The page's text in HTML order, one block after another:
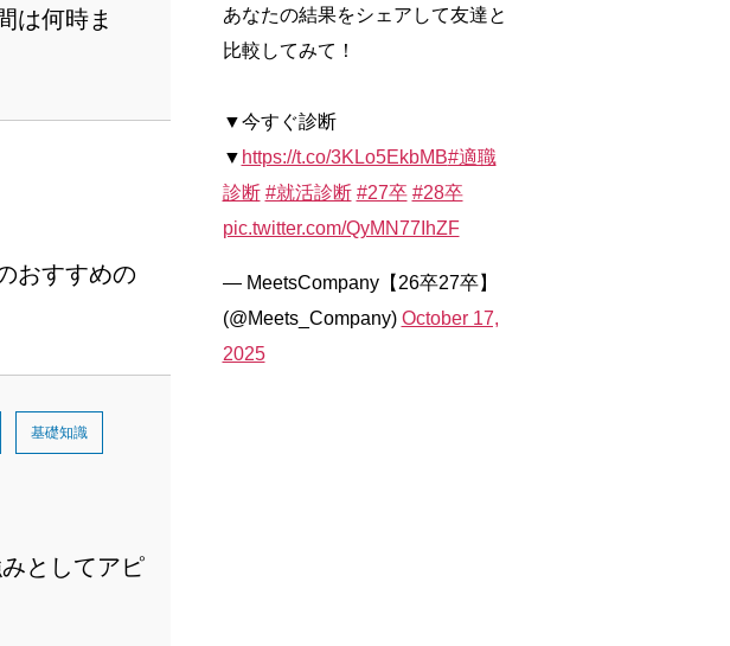
は何時ま
おすすめの
基礎知識
としてアピ
あなたの結果をシェアして友達と
比較してみて！
▼今すぐ診断
▼ https://t.co/3KLo5EkbMB#適職
診断 #就活診断 #27卒 #28卒
pic.twitter.com/QyMN77IhZF
— MeetsCompany【26卒27卒】
(@Meets_Company) October 17,
2025